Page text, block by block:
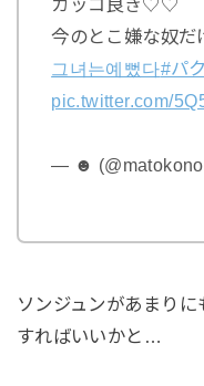
カッコ良き♡♡
今のとこ嫌な奴だ
그녀는예뻤다#パ
pic.twitter.com/
— ☻
ソンジュンがあまり
すればいいかと…